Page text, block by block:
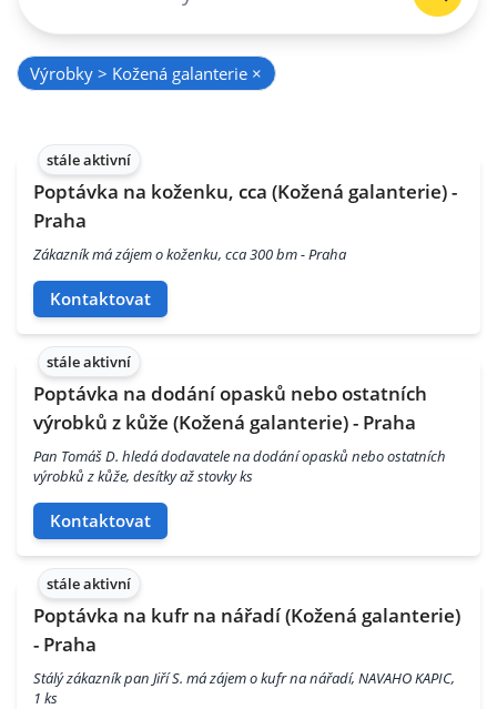
Výrobky > Kožená galanterie ×
stále aktivní
Poptávka na koženku, cca (Kožená galanterie) -
Praha
Zákazník má zájem o koženku, cca 300 bm - Praha
Kontaktovat
stále aktivní
Poptávka na dodání opasků nebo ostatních
výrobků z kůže (Kožená galanterie) - Praha
Pan Tomáš D. hledá dodavatele na dodání opasků nebo ostatních
výrobků z kůže, desítky až stovky ks
Kontaktovat
stále aktivní
Poptávka na kufr na nářadí (Kožená galanterie)
- Praha
Stálý zákazník pan Jiří S. má zájem o kufr na nářadí, NAVAHO KAPIC,
1 ks